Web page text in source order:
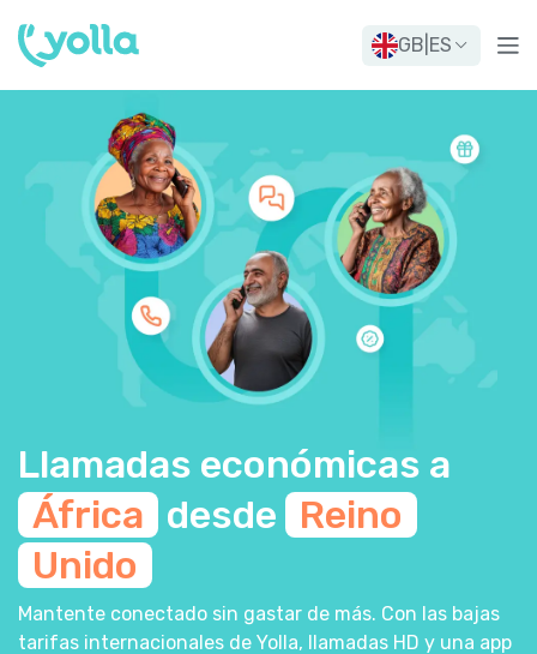
GB ES
Llamadas económicas a
África desde Reino
Unido
Mantente conectado sin gastar de más. Con las bajas
tarifas internacionales de Yolla, llamadas HD y una app